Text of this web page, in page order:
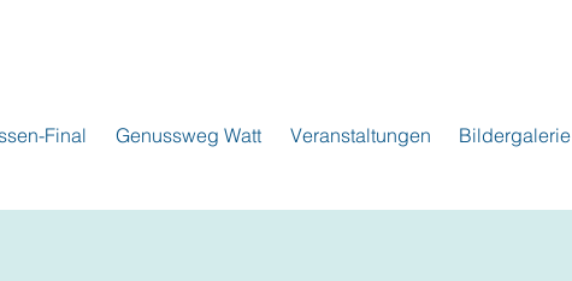
Final Genussweg Watt Veranstaltungen Bildergalerie